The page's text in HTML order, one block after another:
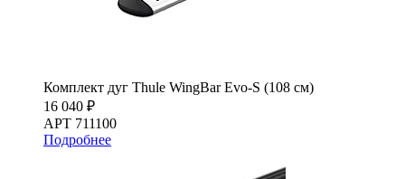
Комплект дуг Thule WingBar Evo-S (108 см)
16 040 ₽
АРТ 711100
Подробнее